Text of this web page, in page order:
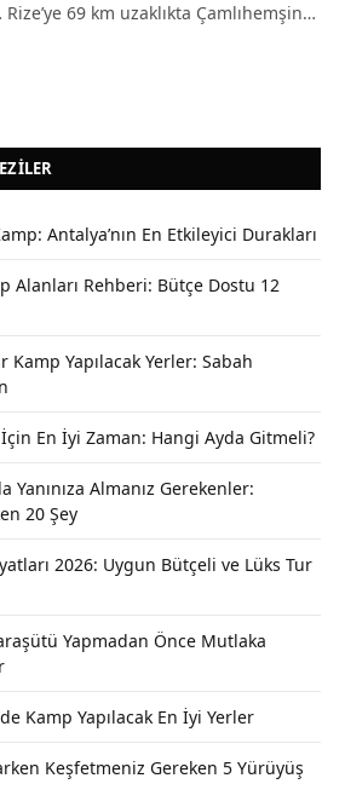
69 km uzaklıkta Çamlıhemşin…
Antalya’nın En Etkileyici Durakları
Alanları Rehberi: Bütçe Dostu 12
Kamp Yapılacak Yerler: Sabah
En İyi Zaman: Hangi Ayda Gitmeli?
Yanınıza Almanız Gerekenler:
20 Şey
2026: Uygun Bütçeli ve Lüks Tur
Yapmadan Önce Mutlaka
Kamp Yapılacak En İyi Yerler
Keşfetmeniz Gereken 5 Yürüyüş